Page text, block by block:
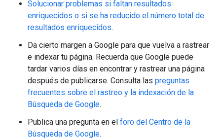
Solucionar problemas si faltan resultados
enriquecidos o si se ha reducido el número total de
resultados enriquecidos.
Da cierto margen a Google para que vuelva a rastrear
e indexar tu página. Recuerda que Google puede
tardar varios días en encontrar y rastrear una página
después de publicarse. Consulta las preguntas
frecuentes sobre el rastreo y la indexación de la
Búsqueda de Google.
Publica una pregunta en el foro del Centro de la
Búsqueda de Google.